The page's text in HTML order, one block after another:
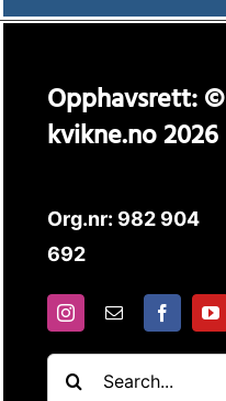
Opphavsrett: ©
kvikne.no 2026
Org.nr: 982 904
692
Søk